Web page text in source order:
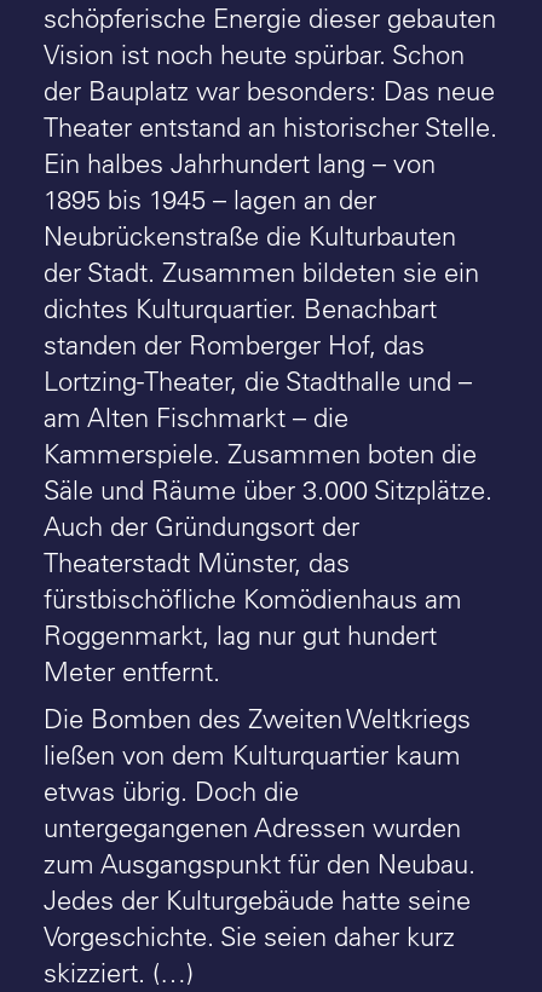
schöpferische Energie dieser gebauten
Vision ist noch heute spürbar. Schon
der Bauplatz war besonders: Das neue
Theater entstand an historischer Stelle.
Ein halbes Jahrhundert lang – von
1895 bis 1945 – lagen an der
Neubrückenstraße die Kulturbauten
der Stadt. Zusammen bildeten sie ein
dichtes Kulturquartier. Benachbart
standen der Romberger Hof, das
Lortzing-Theater, die Stadthalle und –
am Alten Fischmarkt – die
Kammerspiele. Zusammen boten die
Säle und Räume über 3.000 Sitzplätze.
Auch der Gründungsort der
Theaterstadt Münster, das
fürstbischöfliche Komödienhaus am
Roggenmarkt, lag nur gut hundert
Meter entfernt.
Die Bomben des Zweiten Weltkriegs
ließen von dem Kulturquartier kaum
etwas übrig. Doch die
untergegangenen Adressen wurden
zum Ausgangspunkt für den Neubau.
Jedes der Kulturgebäude hatte seine
Vorgeschichte. Sie seien daher kurz
skizziert. (…)